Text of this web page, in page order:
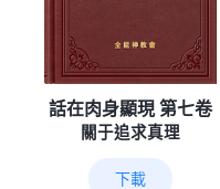
話在肉身顯現 第七卷
關于追求真理
下載